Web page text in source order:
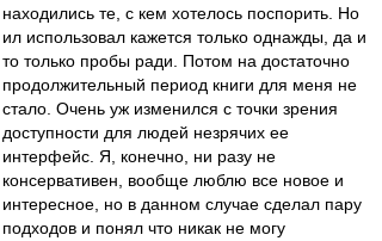
находились те, с кем хотелось поспорить. Но
ил использовал кажется только однажды, да и
то только пробы ради. Потом на достаточно
продолжительный период книги для меня не
стало. Очень уж изменился с точки зрения
доступности для людей незрячих ее
интерфейс. Я, конечно, ни разу не
консервативен, вообще люблю все новое и
интересное, но в данном случае сделал пару
подходов и понял что никак не могу